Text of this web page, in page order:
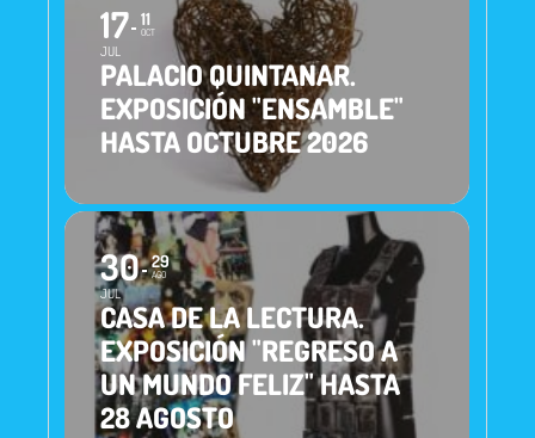
17
JUL
11
OCT
PALACIO QUINTANAR.
EXPOSICIÓN "ENSAMBLE"
HASTA OCTUBRE 2026
30
JUL
29
AGO
CASA DE LA LECTURA.
EXPOSICIÓN "REGRESO A
UN MUNDO FELIZ" HASTA
28 AGOSTO